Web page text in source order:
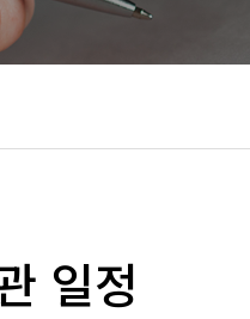
일정